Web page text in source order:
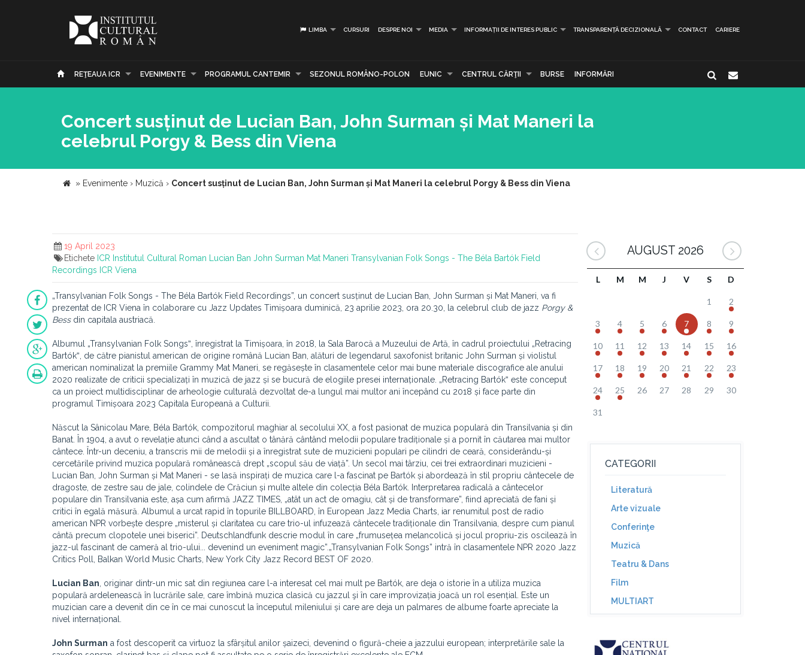
LIMBA CURSURI DESPRE NOI MEDIA INFORMAȚII DE INTERES PUBLIC TRANSPARENȚĂ DECIZIONALĂ CONTACT CARIERE
REŢEAUA ICR EVENIMENTE PROGRAMUL CANTEMIR SEZONUL ROMÂNO-POLON EUNIC CENTRUL CĂRŢII BURSE INFORMĂRI
Concert susținut de Lucian Ban, John Surman și Mat Maneri la
celebrul Porgy & Bess din Viena
» Evenimente › Muzică › Concert susținut de Lucian Ban, John Surman și Mat Maneri la celebrul Porgy & Bess din Viena
19 April 2023
Etichete ICR Institutul Cultural Roman Lucian Ban John Surman Mat Maneri Transylvanian Folk Songs - The Béla Bartók Field
Recordings ICR Viena
„Transylvanian Folk Songs - The Béla Bartók Field Recordings”, un concert susținut de Lucian Ban, John Surman și Mat Maneri, va fi
prezentat de ICR Viena în colaborare cu Jazz Updates Timișoara duminică, 23 aprilie 2023, ora 20.30, la celebrul club de jazz Porgy &
Bessdin capitala austriacă.
Albumul „Transylvanian Folk Songsˮ, înregistrat la Timișoara, în 2018, la Sala Barocă a Muzeului de Artă, în cadrul proiectului „Retracing
Bartókˮ, de către pianistul american de origine română Lucian Ban, alături de legendarul saxofonist britanic John Surman și violistul
american nominalizat la premiile Grammy Mat Maneri, se regăsește în clasamentele celor mai bune materiale discografice ale anului
2020 realizate de criticii specializați în muzică de jazz și se bucură de elogiile presei internaționale. „Retracing Bartókˮ este conceput
ca un proiect multidisciplinar de arheologie culturală dezvoltat de-a lungul mai multor ani începând cu 2018 și face parte din
programul Timișoara 2023 Capitala Europeană a Culturii.
Născut la Sânicolau Mare, Béla Bartók, compozitorul maghiar al secolului XX, a fost pasionat de muzica populară din Transilvania și din
Banat. În 1904, a avut o revelație atunci când a ascultat o tânără cântând melodii populare tradiționale și a pornit în căutarea mai multor
cântece. Într-un deceniu, a transcris mii de melodii și a înregistrat sute de muzicieni populari pe cilindri de ceară, considerându-și
cercetările privind muzica populară românească drept „scopul său de viață”. Un secol mai târziu, cei trei extraordinari muzicieni -
Lucian Ban, John Surman și Mat Maneri - se lasă inspirați de muzica care l-a fascinat pe Bartók și abordează în stil propriu cântecele de
dragoste, de zestre sau de jale, colindele de Crăciun și multe altele din colecția Béla Bartók. Interpretarea radicală a cântecelor
populare din Transilvania este, așa cum afirmă JAZZ TIMES, „atât un act de omagiu, cât și de transformare”, fiind apreciată de fani și
critici în egală măsură. Albumul a urcat rapid în topurile BILLBOARD, în European Jazz Media Charts, iar renumitul post de radio
american NPR vorbește despre „misterul și claritatea cu care trio-ul infuzează cântecele tradiționale din Transilvania, despre cum pianul
cântă precum clopotele unei biserici”. Deutschlandfunk descrie modul în care „frumusețea melancolică și jocul propriu-zis oscilează în
jazz-ul fascinant de cameră al trio-ului... devenind un eveniment magic”.„Transylvanian Folk Songs” intră în clasamentele NPR 2020 Jazz
Critics Poll, Balkan World Music Charts, New York City Jazz Record BEST OF 2020.
Lucian Ban , originar dintr-un mic sat din regiunea care l-a interesat cel mai mult pe Bartók, are deja o istorie în a utiliza muzica
populară ardelenească în lucrările sale, care îmbină muzica clasică cu jazzul şi în care improvizația joacă un rol esențial. Este un
muzician care a devenit din ce în ce mai cunoscut la începutul mileniului și care are deja un palmares de albume foarte apreciate la
nivel internațional.
John Surman a fost descoperit ca virtuoz la sfârșitul anilor șaizeci, devenind o figură-cheie a jazzului european; interpretările sale la
AUGUST 2026
L M M J V S D
1 2
3 4 5 6 7 8 9
10 11 12 13 14 15 16
17 18 19 20 21 22 23
24 25 26 27 28 29 30
31
CATEGORII
Literatură
Arte vizuale
Conferinţe
Muzică
Teatru & Dans
Film
MULTIART